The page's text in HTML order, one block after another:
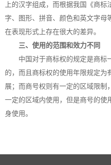
上的汉字组成，而根据我国《商
字、图形、拼音、颜色和英文字母
在表现形式上存在很大的差异。
三、使用的范围和效力不同
中国对于商标权的规定是商标
的，而且商标权的使用年限规定为
展；而商号权则有一定的区域限制
一定的区域内使用，但是商号的使
身使用。